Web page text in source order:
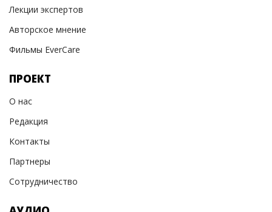
Лекции экспертов
Авторское мнение
Фильмы EverCare
ПРОЕКТ
О нас
Редакция
Контакты
Партнеры
Сотрудничество